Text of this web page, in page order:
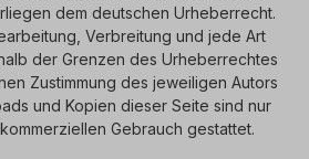
dem deutschen Urheberrecht.
Verbreitung und jede Art
der Grenzen des Urheberrechtes
Zustimmung des jeweiligen Autors
und Kopien dieser Seite sind nur
Gebrauch gestattet.